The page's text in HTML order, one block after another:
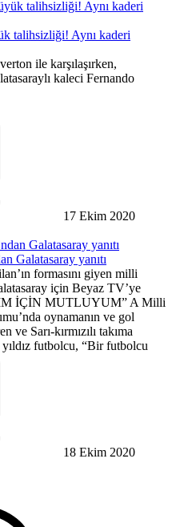
talihsizliği! Aynı kaderi
ile karşılaşırken,
kaleci Fernando
17 Ekim 2020
Galatasaray yanıtı
formasını giyen milli
için Beyaz TV’ye
İÇİN MUTLUYUM” A Milli
oynamanın ve gol
Sarı-kırmızılı takıma
futbolcu, “Bir futbolcu
18 Ekim 2020